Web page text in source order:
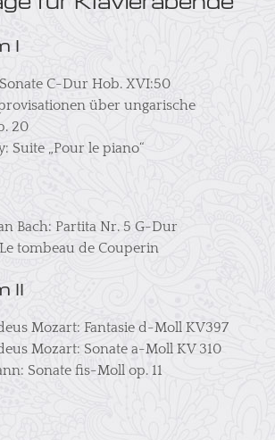
I
C-Dur Hob. XVI:50
über ungarische
20
Suite „Pour le piano“
Bach: Partita Nr. 5 G-Dur
tombeau de Couperin
II
Mozart: Fantasie d-Moll KV397
Mozart: Sonate a-Moll KV 310
Sonate fis-Moll op. 11